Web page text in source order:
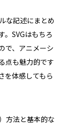
な記述にまとめ
SVGはもちろ
で、アニメーシ
点も魅力的です
を体感してもら
方法と基本的な